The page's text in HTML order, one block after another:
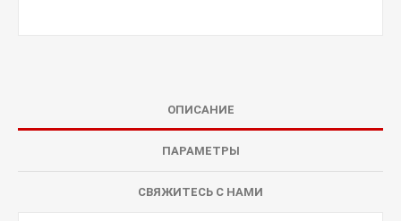
ОПИСАНИЕ
ПАРАМЕТРЫ
СВЯЖИТЕСЬ С НАМИ